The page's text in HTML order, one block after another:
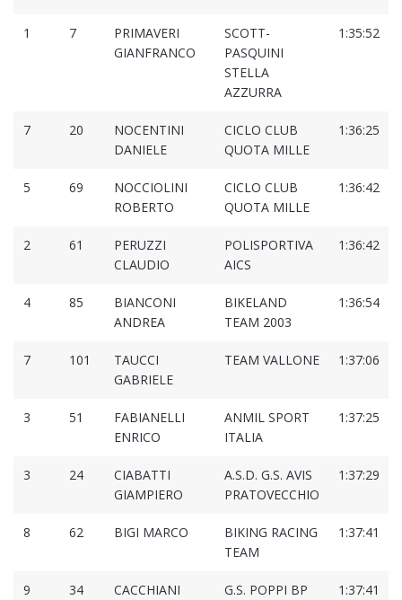
1 7
PRIMAVERI
GIANFRANCO
SCOTT-
PASQUINI
STELLA
AZZURRA
1:35:52
7 20
NOCENTINI
DANIELE
CICLO CLUB
QUOTA MILLE
1:36:25
5 69
NOCCIOLINI
ROBERTO
CICLO CLUB
QUOTA MILLE
1:36:42
2 61
PERUZZI
CLAUDIO
POLISPORTIVA
AICS
1:36:42
4 85
BIANCONI
ANDREA
BIKELAND
TEAM 2003
1:36:54
7 101
TAUCCI
GABRIELE
TEAM VALLONE 1:37:06
3 51
FABIANELLI
ENRICO
ANMIL SPORT
ITALIA
1:37:25
3 24
CIABATTI
GIAMPIERO
A.S.D. G.S. AVIS
PRATOVECCHIO
1:37:29
8 62 BIGI MARCO
BIKING RACING
TEAM
1:37:41
9 34
CACCHIANI
G.S. POPPI BP
1:37:41